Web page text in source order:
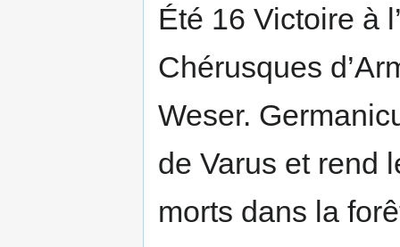
Été 16 Victoire à
Chérusques
Weser.
de Varus et rend
morts dans la